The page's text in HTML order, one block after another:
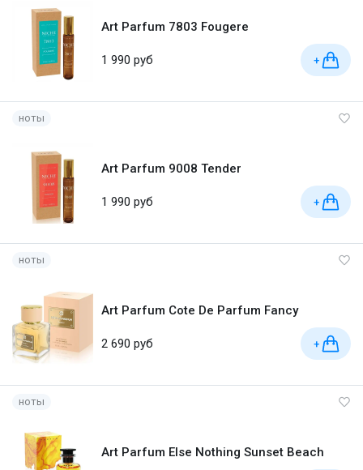
Art Parfum 7803 Fougere
1 990 руб +
ноты
Art Parfum 9008 Tender
1 990 руб +
ноты
Art Parfum Cote De Parfum Fancy
2 690 руб +
ноты
Art Parfum Else Nothing Sunset Beach